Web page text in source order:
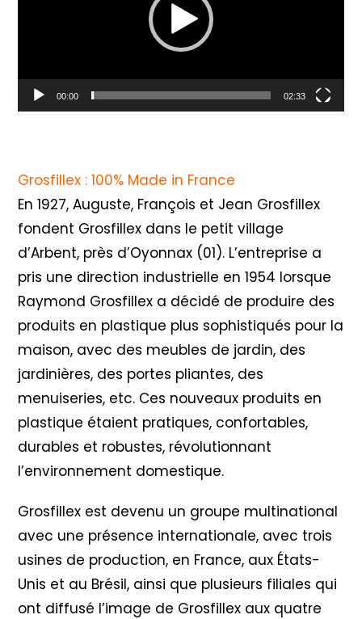
00:00 02:33
Grosfillex : 100% Made in France
En 1927, Auguste, François et Jean Grosfillex
fondent Grosfillex dans le petit village
d’Arbent, près d’Oyonnax (01). L’entreprise a
pris une direction industrielle en 1954 lorsque
Raymond Grosfillex a décidé de produire des
produits en plastique plus sophistiqués pour la
maison, avec des meubles de jardin, des
jardinières, des portes pliantes, des
menuiseries, etc. Ces nouveaux produits en
plastique étaient pratiques, confortables,
durables et robustes, révolutionnant
l’environnement domestique.
Grosfillex est devenu un groupe multinational
avec une présence internationale, avec trois
usines de production, en France, aux États-
Unis et au Brésil, ainsi que plusieurs filiales qui
ont diffusé l’image de Grosfillex aux quatre